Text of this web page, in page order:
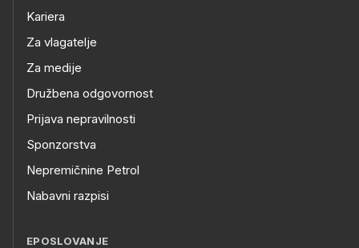
Kariera
Za vlagatelje
Za medije
Družbena odgovornost
Prijava nepravilnosti
Sponzorstva
Nepremičnine Petrol
Nabavni razpisi
EPOSLOVANJE